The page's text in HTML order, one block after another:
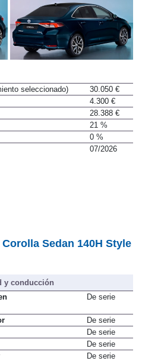
seleccionado)
30.050 €
4.300 €
28.388 €
21 %
0 %
07/2026
Sedan 140H Style
y conducción
De serie
De serie
De serie
De serie
De serie